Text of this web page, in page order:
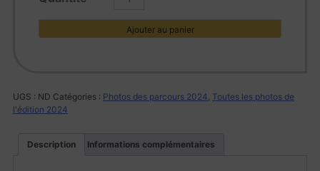
L1002014
Ajouter au panier
UGS : ND Catégories : Photos des parcours 2024 Toutes les photos de
l'édition 2024
Description Informations complémentaires